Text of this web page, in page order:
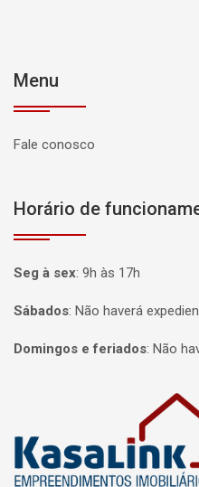
Menu
Fale conosco
Horário de
Seg à sex: 9h às 17h
Sábados: Não haverá
Domingos e feriados: Não